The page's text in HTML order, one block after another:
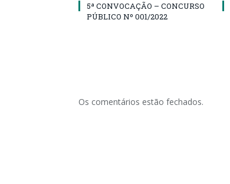
5ª CONVOCAÇÃO – CONCURSO
PÚBLICO Nº 001/2022
Os comentários estão fechados.